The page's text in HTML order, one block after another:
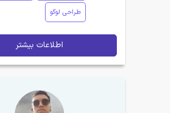
طراحی لوگو
اطلاعات بیشتر